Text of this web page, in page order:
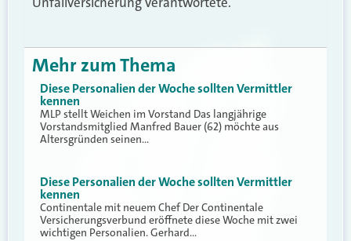
Mehr zum Thema
Diese Personalien der Woche sollten Vermittler
kennen
MLP stellt Weichen im Vorstand Das langjährige
Vorstandsmitglied Manfred Bauer (62) möchte aus
Altersgründen seinen…
Diese Personalien der Woche sollten Vermittler
kennen
Continentale mit neuem Chef Der Continentale
Versicherungsverbund eröffnete diese Woche mit zwei
wichtigen Personalien. Gerhard…